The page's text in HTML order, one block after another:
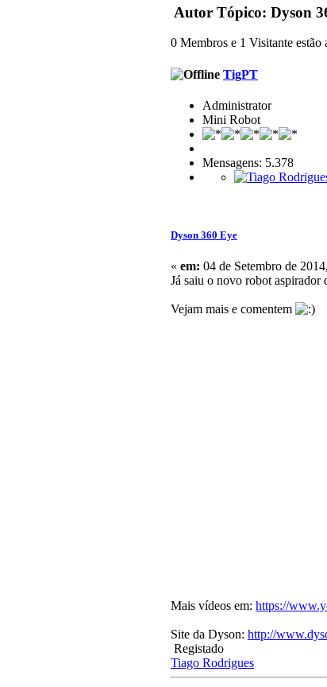
Autor Tópico: Dyson
0 Membros e 1 Visitante estão
TigPT
Administrator
Mini Robot
Mensagens: 5.378
Dyson 360 Eye
« em: 04 de Setembro de
Já saiu o novo robot aspirador
Vejam mais e comentem
Mais vídeos em: https://
Site da Dyson: http://
Registado
Tiago Rodrigues